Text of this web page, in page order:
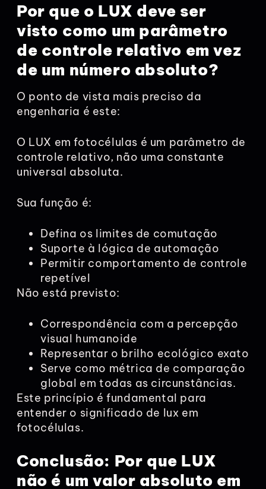
Por que o LUX deve ser
visto como um parâmetro
de controle relativo em vez
de um número absoluto?
O ponto de vista mais preciso da
engenharia é este:
O LUX em fotocélulas é um parâmetro de
controle relativo, não uma constante
universal absoluta.
Sua função é:
Defina os limites de comutação
Suporte à lógica de automação
Permitir comportamento de controle
repetível
Não está previsto:
Correspondência com a percepção
visual humanoide
Representar o brilho ecológico exato
Serve como métrica de comparação
global em todas as circunstâncias.
Este princípio é fundamental para
entender o significado de lux em
fotocélulas.
Conclusão: Por que LUX
não é um valor absoluto em